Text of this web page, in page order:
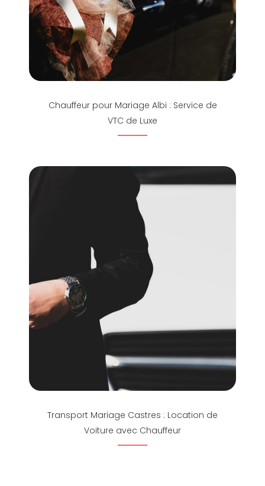
Chauffeur pour Mariage Albi : Service de
VTC de Luxe
Transport Mariage Castres : Location de
Voiture avec Chauffeur